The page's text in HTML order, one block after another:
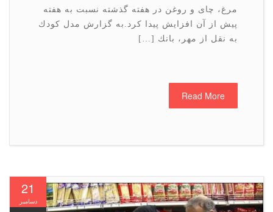
مرغ، چای و روغن در هفته گذشته نسبت به هفته
پیش از آن افزایش پیدا كرد.به گزارش مدل كودك
به نقل از مهر، بانك […]
Read More
21
دسامبر